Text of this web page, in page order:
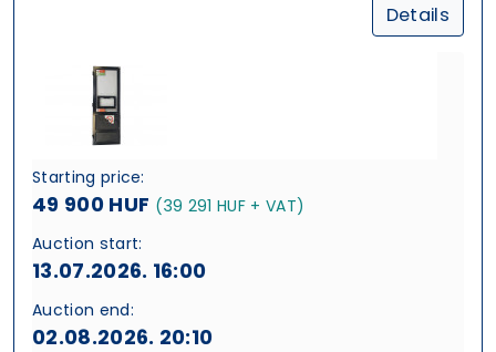
Details
Starting price:
49 900 HUF (39 291 HUF + VAT)
Auction start:
13.07.2026. 16:00
Auction end:
02.08.2026. 20:10